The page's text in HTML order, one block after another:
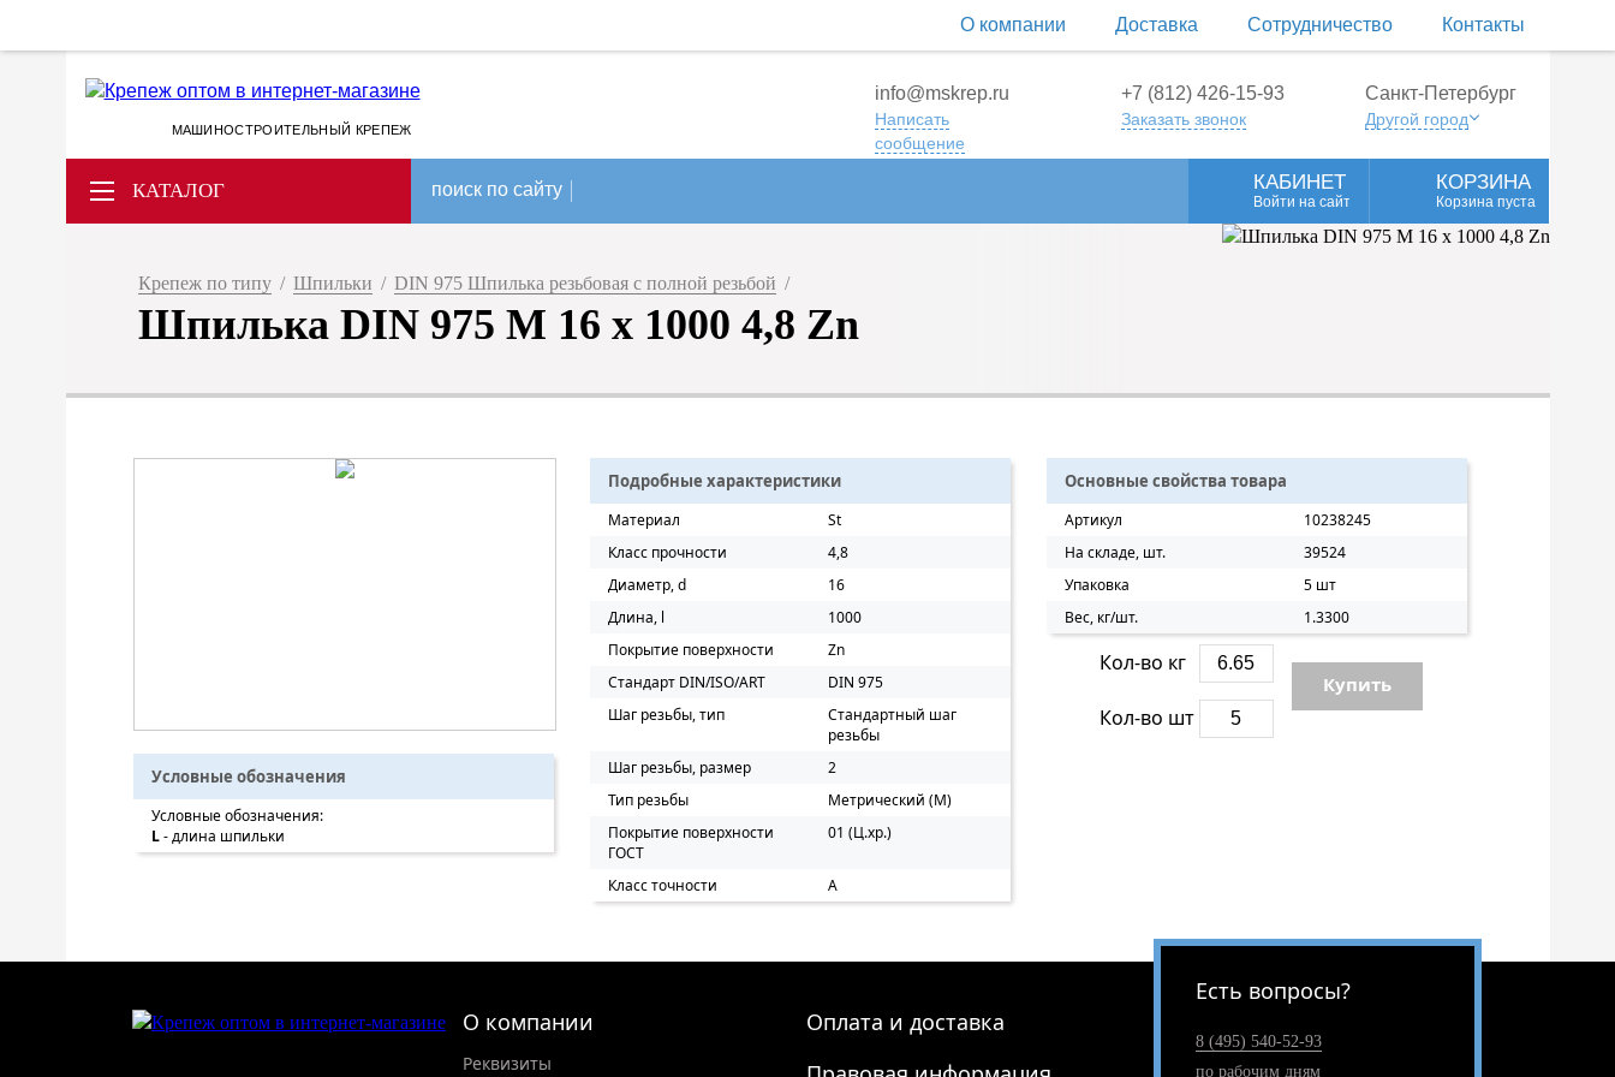
О компании Доставка Сотрудничество Контакты
МАШИНОСТРОИТЕЛЬНЫЙ КРЕПЕЖ
info@mskrep.ru
Написать
сообщение
+7 (812) 426-15-93
Заказать звонок
Санкт-Петербург
Другой город
КАТАЛОГ поиск по сайту КАБИНЕТ
Войти на сайт
КОРЗИНА
Корзина пуста
Крепеж по типу / Шпильки / DIN 975 Шпилька резьбовая с полной резьбой /
Шпилька DIN 975 М 16 х 1000 4,8 Zn
Условные обозначения
Условные обозначения:
L- длина шпильки
Подробные характеристики
Материал
St
Класс прочности
4,8
Диаметр, d
16
Длина, l
1000
Покрытие поверхности
Zn
Стандарт DIN/ISO/ART
DIN 975
Шаг резьбы, тип
Стандартный шаг
резьбы
Шаг резьбы, размер
2
Тип резьбы
Метрический (M)
Покрытие поверхности
ГОСТ
01 (Ц.хр.)
Класс точности А
Основные свойства товара
Артикул
10238245
На складе, шт.
39524
Упаковка
5 шт
Вес, кг/шт.
1.3300
Кол-во кг
Кол-во шт
Купить
О компании
Реквизиты
Оплата и доставка
Есть вопросы?
8 (495) 540-52-93
по рабочим дням